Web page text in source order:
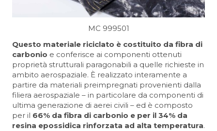
MC 999501
Questo materiale riciclato è costituito da fibra di
carbonio e conferisce ai componenti ottenuti
proprietà strutturali paragonabili a quelle richieste in
ambito aerospaziale. È realizzato interamente a
partire da materiali preimpregnati provenienti dalla
filiera aerospaziale – in particolare da componenti di
ultima generazione di aerei civili – ed è composto
per il 66% da fibra di carbonio e per il 34% da
resina epossidica rinforzata ad alta temperatura.